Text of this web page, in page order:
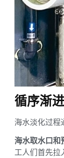
循序渐
海水淡化过程
海水取水口和
工人们首先拉